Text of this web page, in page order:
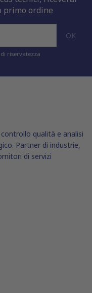
primo ordine
riservatezza
qualità e analisi
Partner di industrie,
di servizi